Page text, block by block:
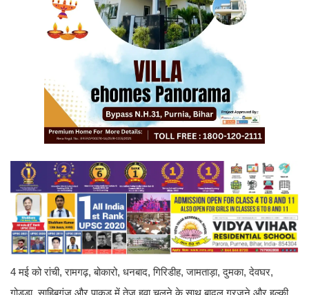
4 मई को रांची, रामगढ़, बोकारो, धनबाद, गिरिडीह, जामताड़ा, दुमका, देवघर,
गोड्डा, साहिबगंज और पाकुड़ में तेज हवा चलने के साथ बादल गरजने और हल्की